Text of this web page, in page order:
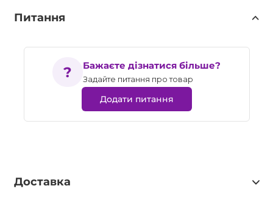
Питання
Бажаєте дізнатися більше?
Задайте питання про товар
Додати питання
Доставка